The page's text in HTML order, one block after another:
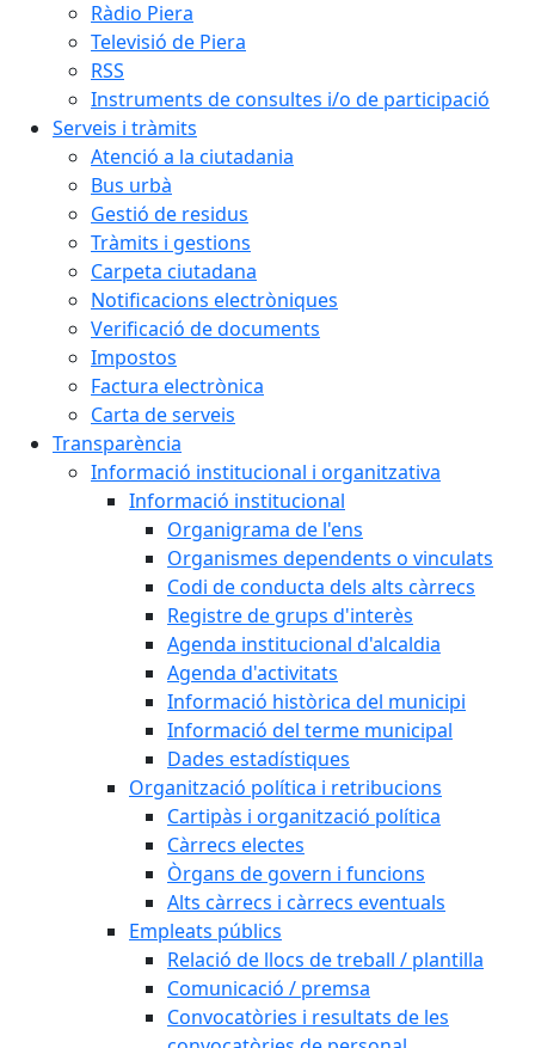
Ràdio Piera
Televisió de Piera
RSS
Instruments de consultes i/o de participació
Serveis i tràmits
Atenció a la ciutadania
Bus urbà
Gestió de residus
Tràmits i gestions
Carpeta ciutadana
Notificacions electròniques
Verificació de documents
Impostos
Factura electrònica
Carta de serveis
Transparència
Informació institucional i organitzativa
Informació institucional
Organigrama de l'ens
Organismes dependents o vinculats
Codi de conducta dels alts càrrecs
Registre de grups d'interès
Agenda institucional d'alcaldia
Agenda d'activitats
Informació històrica del municipi
Informació del terme municipal
Dades estadístiques
Organització política i retribucions
Cartipàs i organització política
Càrrecs electes
Òrgans de govern i funcions
Alts càrrecs i càrrecs eventuals
Empleats públics
Relació de llocs de treball / plantilla
Comunicació / premsa
Convocatòries i resultats de les